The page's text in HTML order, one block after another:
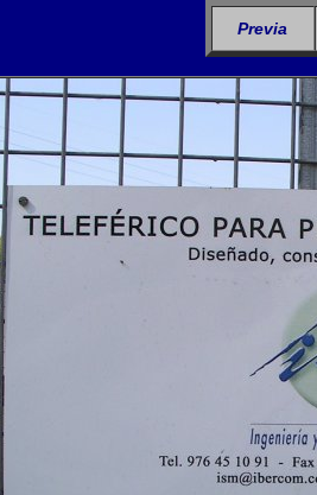
Previa